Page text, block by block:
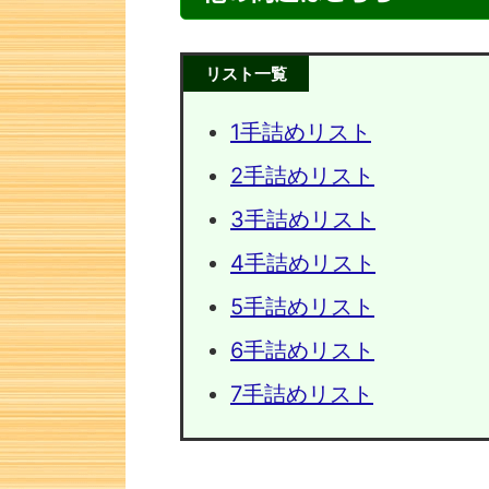
リスト一覧
1手詰めリスト
2手詰めリスト
3手詰めリスト
4手詰めリスト
5手詰めリスト
6手詰めリスト
7手詰めリスト
次の一手問題・26